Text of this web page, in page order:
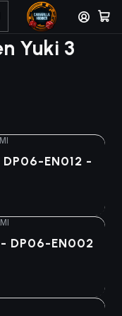
por Whatsapp
Yuki 3
EN012 -
DP06-EN002